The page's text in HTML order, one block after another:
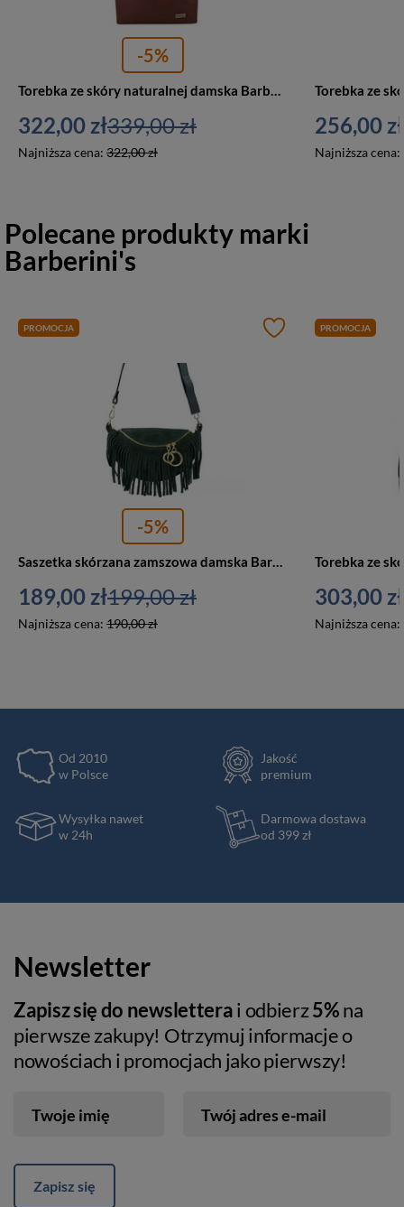
-5%
Torebka ze skóry naturalnej damska Barberini's 996-6 shopper bag A4 brązowa
322,00 zł
Najniższa cena: 322,00 zł
339,00 zł 256,00 zł
Najniższa cena:
Polecane produkty marki
Barberini's
PROMOCJA
-5%
Saszetka skórzana zamszowa damska Barberini's 973-42 nerka crossbody ciemnozielona
189,00 zł
Najniższa cena: 190,00 zł
199,00 zł
PROMOCJA
303,00 zł
Najniższa cena:
Od 2010
w Polsce
Jakość
premium
Wysyłka nawet
w 24h
Darmowa dostawa
od 399 zł
Newsletter
Zapisz się do newsletterai odbierz5%na
pierwsze zakupy! Otrzymuj informacje o
nowościach i promocjach jako pierwszy!
Twoje imię Twój adres e-mail
Zapisz się